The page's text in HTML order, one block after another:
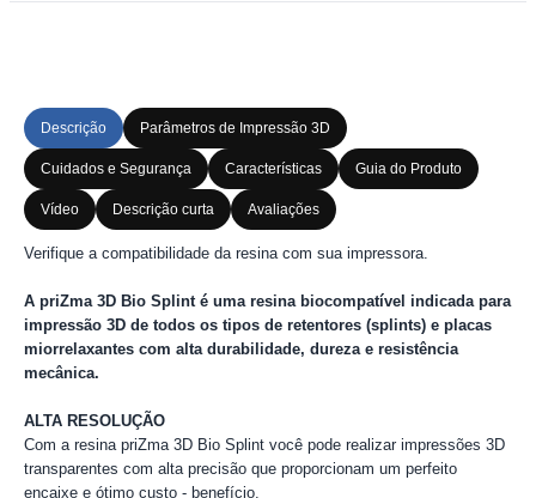
Descrição
Verifique a compatibilidade da resina com sua impressora.
A priZma 3D Bio Splint é uma resina biocompatível indicada para
impressão 3D de todos os tipos de retentores (splints) e placas
miorrelaxantes com alta durabilidade, dureza e resistência
mecânica.
ALTA RESOLUÇÃO
Com a resina priZma 3D Bio Splint você pode realizar impressões 3D
transparentes com alta precisão que proporcionam um perfeito
encaixe e ótimo custo - benefício.
Parâmetros de Impressão 3D
Cuidados e Segurança Características Guia do Produto
Vídeo Descrição curta Avaliações